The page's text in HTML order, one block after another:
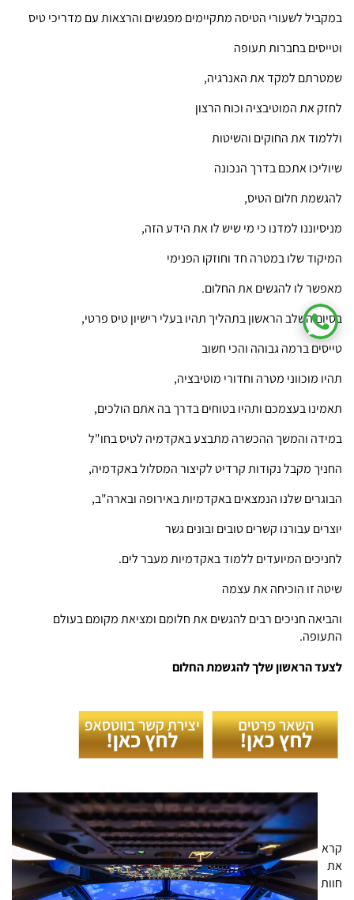
במקביל לשעורי הטיסה מתקיימים מפגשים והרצאות עם מדריכי טיס
וטייסים בחברות תעופה
שמטרתם למקד את האנרגיה,
לחזק את המוטיבציה וכוח הרצון
וללמוד את החוקים והשיטות
שיוליכו אתכם בדרך הנכונה
להגשמת חלום הטיס,
מניסיוננו למדנו כי מי שיש לו את הידע הזה,
המיקוד שלו במטרה חד וחוזקו הפנימי
מאפשר לו להגשים את החלום.
בסיום השלב הראשון בתהליך תהיו בעלי רישיון טיס פרטי,
טייסים ברמה גבוהה והכי חשוב
תהיו מוכווני מטרה וחדורי מוטיבציה,
תאמינו בעצמכם ותהיו בטוחים בדרך בה אתם הולכים,
במידה והמשך ההכשרה מתבצע באקדמיה לטיס בחו"ל
החניך מקבל נקודות קרדיט לקיצור המסלול באקדמיה,
הבוגרים שלנו הנמצאים באקדמיות באירופה ובארה"ב,
יוצרים עבורנו קשרים טובים ובונים גשר
לחניכים המיועדים ללמוד באקדמיות מעבר לים.
שיטה זו הוכיחה את עצמה
והביאה חניכים רבים להגשים את חלומם ומציאת מקומם בעולם
התעופה.
לצעד הראשון שלך להגשמת החלום
קרא
את
חוות